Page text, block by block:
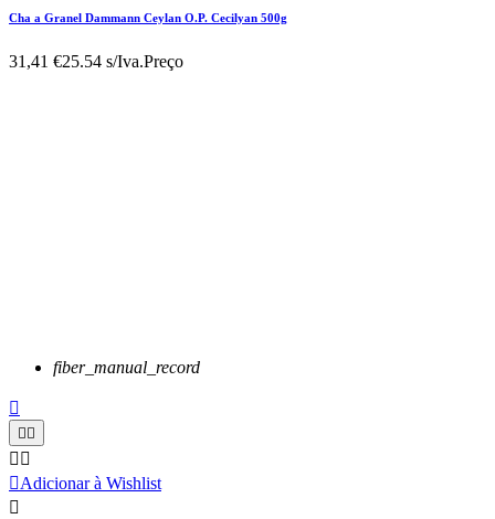
Cha a Granel Dammann Ceylan O.P. Cecilyan 500g
31,41 €25.54 s/Iva.Preço
fiber_manual_record


 
Adicionar à Wishlist
